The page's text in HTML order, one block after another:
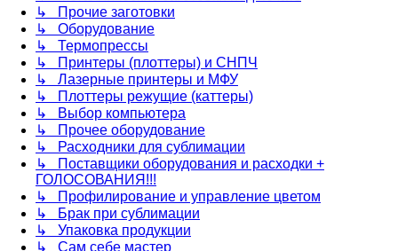
↳ Прочие заготовки
↳ Оборудование
↳ Термопрессы
↳ Принтеры (плоттеры) и СНПЧ
↳ Лазерные принтеры и МФУ
↳ Плоттеры режущие (каттеры)
↳ Выбор компьютера
↳ Прочее оборудование
↳ Расходники для сублимации
↳ Поставщики оборудования и расходки +
ГОЛОСОВАНИЯ!!!
↳ Профилирование и управление цветом
↳ Брак при сублимации
↳ Упаковка продукции
↳ Сам себе мастер